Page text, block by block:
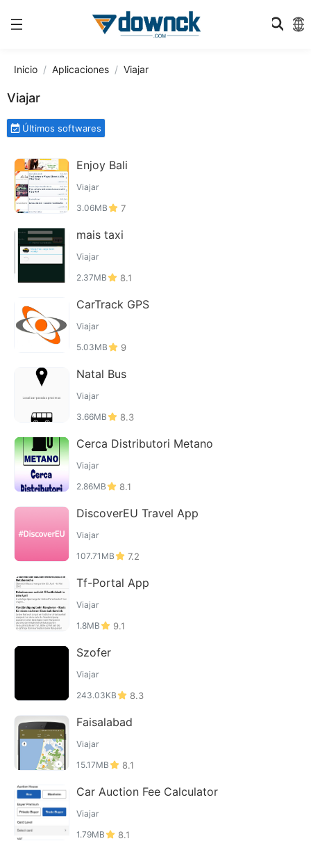
Inicio Aplicaciones Viajar
Viajar
Últimos softwares
Enjoy Bali
Viajar
3.06MB
7
mais taxi
Viajar
2.37MB
8.1
CarTrack GPS
Viajar
5.03MB
9
Natal Bus
Viajar
3.66MB
8.3
Cerca Distributori Metano
Viajar
2.86MB
8.1
DiscoverEU Travel App
Viajar
107.71MB
7.2
Tf-Portal App
Viajar
1.8MB
9.1
Szofer
Viajar
243.03KB
8.3
Faisalabad
Viajar
15.17MB
8.1
Car Auction Fee Calculator
Viajar
1.79MB
8.1